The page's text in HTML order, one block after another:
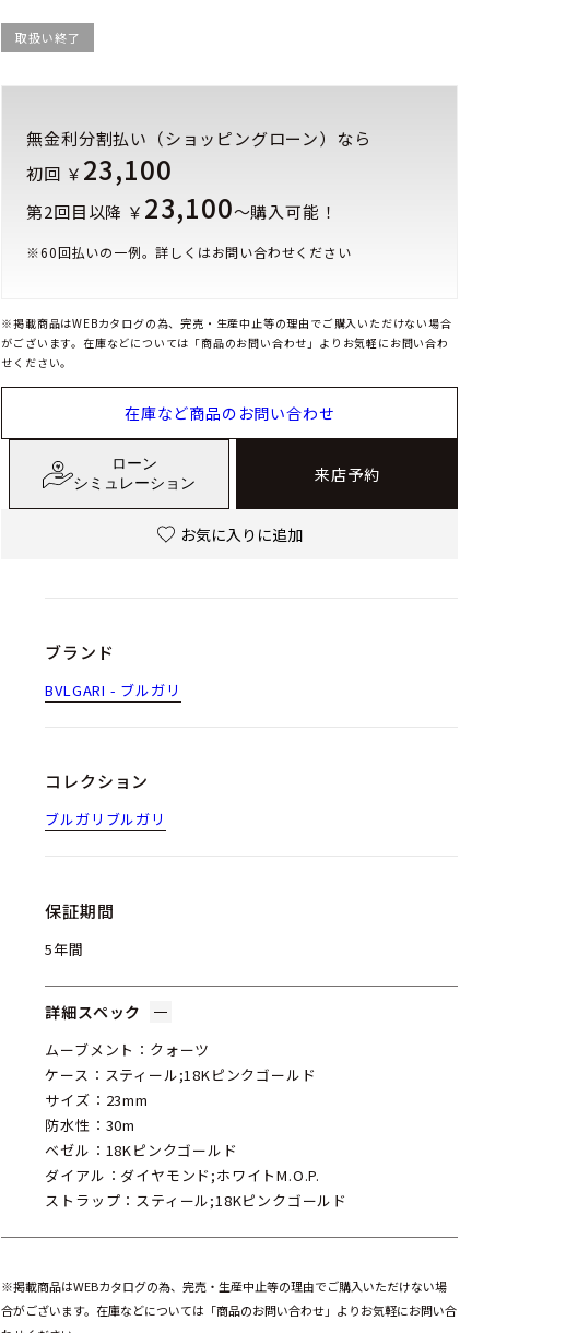
取扱い終了
無金利分割払い（ショッピングローン）なら
初回 ￥ 23,100
第2回目以降 ￥ 23,100～購入可能！
※60回払いの一例。詳しくはお問い合わせください
※掲載商品はWEBカタログの為、完売・生産中止等の理由でご購入いただけない場合
がございます。在庫などについては「商品のお問い合わせ」よりお気軽にお問い合わ
せください。
在庫など商品のお問い合わせ
ローン
シミュレーション
来店予約
お気に入りに追加
ブランド
BVLGARI - ブルガリ
コレクション
ブルガリブルガリ
保証期間
5年間
詳細スペック
ムーブメント：クォーツ
ケース：スティール;18Kピンクゴールド
サイズ：23mm
防水性：30m
ベゼル：18Kピンクゴールド
ダイアル：ダイヤモンド;ホワイトM.O.P.
ストラップ：スティール;18Kピンクゴールド
※掲載商品はWEBカタログの為、完売・生産中止等の理由でご購入いただけない場
合がございます。在庫などについては「商品のお問い合わせ」よりお気軽にお問い合